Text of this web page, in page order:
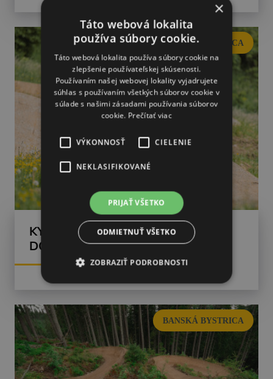
BANSKÁ BYSTRICA
KYVADLOVKA – RIDERS PARK
DONOVALY
BANSKÁ BYSTRICA
×
Táto webová lokalita
používa súbory cookie.
Táto webová lokalita používa súbory cookie na
zlepšenie používateľskej skúsenosti.
Používaním našej webovej lokality vyjadrujete
súhlas s používaním všetkých súborov cookie v
súlade s našimi zásadami používania súborov
cookie. Prečítať viac
VÝKONNOSŤ CIELENIE
NEKLASIFIKOVANÉ
PRIJAŤ VŠETKO
ODMIETNUŤ VŠETKO
ZOBRAZIŤ PODROBNOSTI